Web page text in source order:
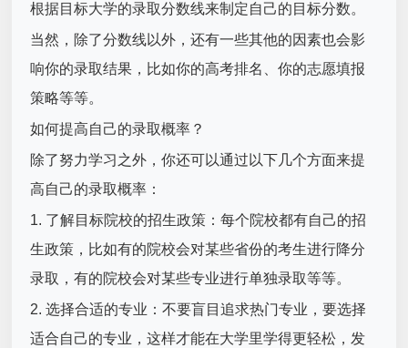
根据目标大学的录取分数线来制定自己的目标分数。
当然，除了分数线以外，还有一些其他的因素也会影
响你的录取结果，比如你的高考排名、你的志愿填报
策略等等。
如何提高自己的录取概率？
除了努力学习之外，你还可以通过以下几个方面来提
高自己的录取概率：
1. 了解目标院校的招生政策：每个院校都有自己的招
生政策，比如有的院校会对某些省份的考生进行降分
录取，有的院校会对某些专业进行单独录取等等。
2. 选择合适的专业：不要盲目追求热门专业，要选择
适合自己的专业，这样才能在大学里学得更轻松，发